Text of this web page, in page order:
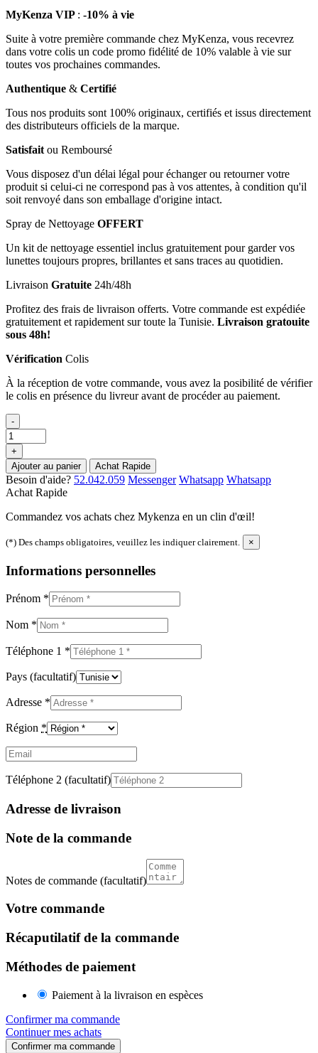
MyKenza VIP : -10% à vie
Suite à votre première commande chez MyKenza, vous recevrez
dans votre colis un code promo fidélité de 10% valable à vie sur
toutes vos prochaines commandes.
Authentique & Certifié
Tous nos produits sont 100% originaux, certifiés et issus directement
des distributeurs officiels de la marque.
Satisfait ou Remboursé
Vous disposez d'un délai légal pour échanger ou retourner votre
produit si celui-ci ne correspond pas à vos attentes, à condition qu'il
soit renvoyé dans son emballage d'origine intact.
Spray de Nettoyage OFFERT
Un kit de nettoyage essentiel inclus gratuitement pour garder vos
lunettes toujours propres, brillantes et sans traces au quotidien.
Livraison Gratuite 24h/48h
Profitez des frais de livraison offerts. Votre commande est expédiée
gratuitement et rapidement sur toute la Tunisie. Livraison gratouite
sous 48h!
Vérification Colis
À la réception de votre commande, vous avez la posibilité de vérifier
le colis en présence du livreur avant de procéder au paiement.
-
+
Ajouter au panier
Achat Rapide
Besoin d'aide? 52.042.059 Messenger Whatsapp Whatsapp
Achat Rapide
Commandez vos achats chez Mykenza en un clin d'œil!
(*) Des champs obligatoires, veuillez les indiquer clairement. ×
Informations personnelles
Prénom *
Nom *
Téléphone 1 *
Pays (facultatif)
Adresse *
Région *
Email
Téléphone 2 (facultatif)
Adresse de livraison
Note de la commande
Notes de commande (facultatif)
Votre commande
Récaputilatif de la commande
Méthodes de paiement
Paiement à la livraison en espèces
Confirmer ma commande
Continuer mes achats
Confirmer ma commande